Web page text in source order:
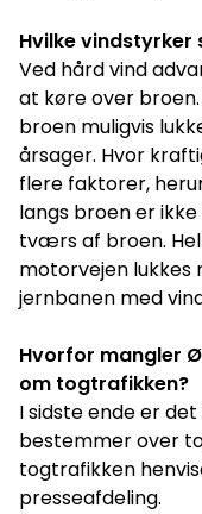
Hvilke vindstyrker
Ved hård vind
at køre over
broen muligvis
årsager. Hvor
flere faktorer,
langs broen er
tværs af broen.
motorvejen lukkes
jernbanen med
Hvorfor mangler
om togtrafikken?
I sidste ende er
bestemmer over
togtrafikken
presseafdeling.